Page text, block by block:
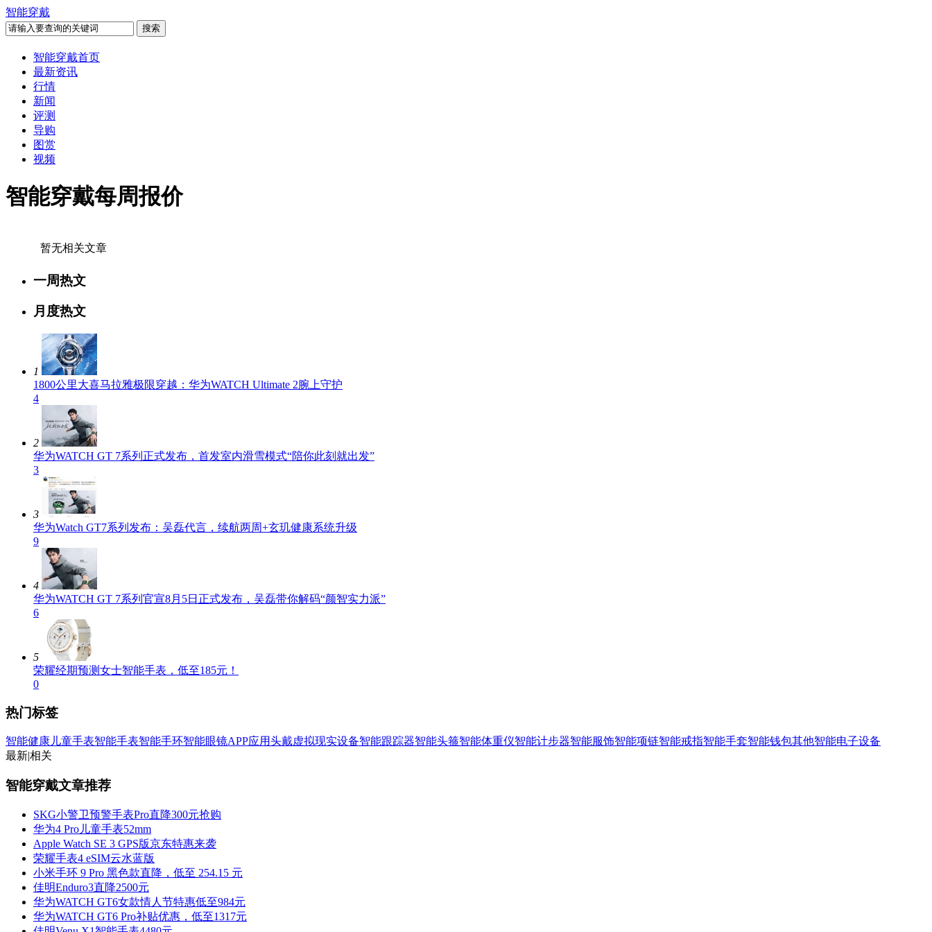
智能穿戴
智能穿戴首页
最新资讯
行情
新闻
评测
导购
图赏
视频
智能穿戴每周报价
暂无相关文章
一周热文
月度热文
1
1800公里大喜马拉雅极限穿越：华为WATCH Ultimate 2腕上守护
4
2
华为WATCH GT 7系列正式发布，首发室内滑雪模式“陪你此刻就出发”
3
3
华为Watch GT7系列发布：吴磊代言，续航两周+玄玑健康系统升级
9
4
华为WATCH GT 7系列官宣8月5日正式发布，吴磊带你解码“颜智实力派”
6
5
荣耀经期预测女士智能手表，低至185元！
0
热门标签
智能健康儿童手表智能手表智能手环智能眼镜APP应用头戴虚拟现实设备智能跟踪器智能头箍智能体重仪智能计步器智能服饰智能项链智能戒指智能手套智能钱包其他智能电子设备
最新相关
智能穿戴文章推荐
SKG小警卫预警手表Pro直降300元抢购
华为4 Pro儿童手表52mm
Apple Watch SE 3 GPS版京东特惠来袭
荣耀手表4 eSIM云水蓝版
小米手环 9 Pro 黑色款直降，低至 254.15 元
佳明Enduro3直降2500元
华为WATCH GT6女款情人节特惠低至984元
华为WATCH GT6 Pro补贴优惠，低至1317元